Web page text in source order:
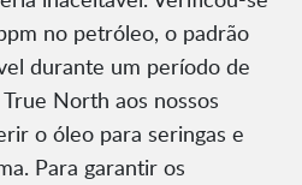
no petróleo, o padrão
durante um período de
North aos nossos
o óleo para seringas e
Para garantir os